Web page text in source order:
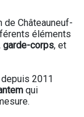
Châteauneuf-
éléments
garde-corps, et
2011
qui